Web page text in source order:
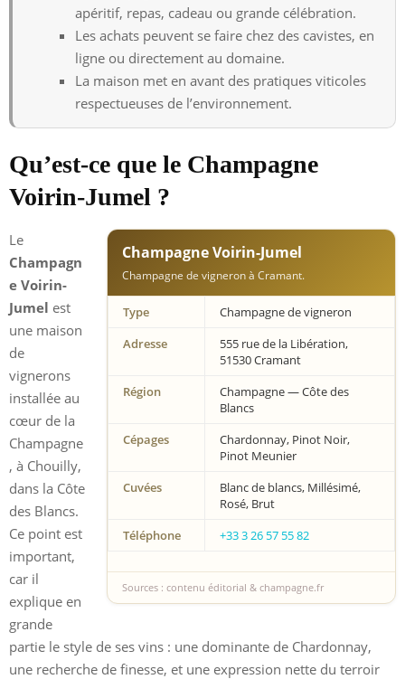
apéritif, repas, cadeau ou grande célébration.
Les achats peuvent se faire chez des cavistes, en
ligne ou directement au domaine.
La maison met en avant des pratiques viticoles
respectueuses de l’environnement.
Qu’est-ce que le Champagne
Voirin-Jumel ?
Champagne Voirin-Jumel
Champagne de vigneron à Cramant.
Type
Champagne de vigneron
Adresse
555 rue de la Libération,
51530 Cramant
Région
Champagne — Côte des
Blancs
Cépages
Chardonnay, Pinot Noir,
Pinot Meunier
Cuvées
Blanc de blancs, Millésimé,
Rosé, Brut
Téléphone
+33 3 26 57 55 82
Sources : contenu éditorial & champagne.fr
Le
Champagn
e Voirin-
Jumel est
une maison
de
vignerons
installée au
cœur de la
Champagne
, à Chouilly,
dans la Côte
des Blancs.
Ce point est
important,
car il
explique en
grande
partie le style de ses vins : une dominante de Chardonnay,
une recherche de finesse, et une expression nette du terroir